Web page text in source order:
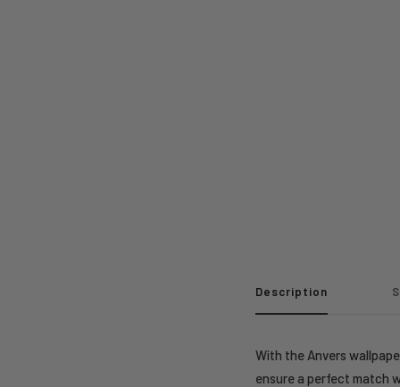
Description
With the Anvers
ensure a perfect match